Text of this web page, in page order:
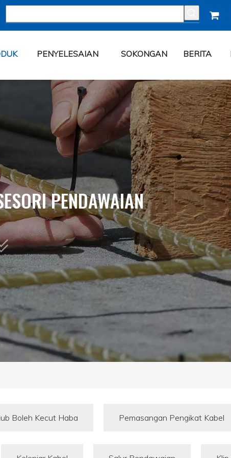

PENYELESAIAN SOKONGAN BERITA
PENDAWAIAN
Boleh Kecut Haba Pemasangan Pengikat Kabel